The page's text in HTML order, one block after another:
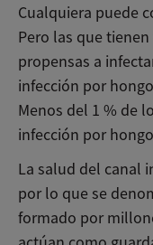
Cualquiera puede
Pero las que
propensas a
infección por
Menos del 1 % de
infección por
La salud del canal
por lo que se
formado por